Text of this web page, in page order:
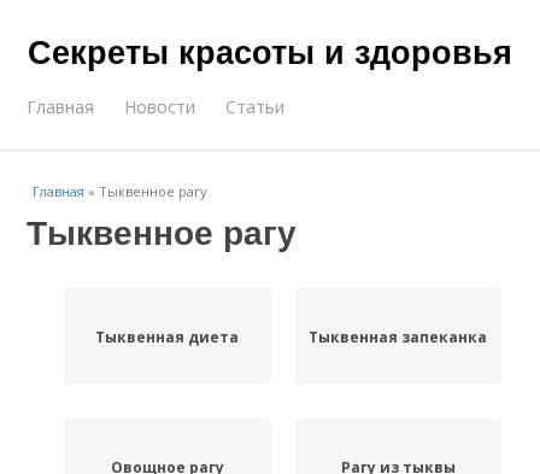
Секреты красоты и здоровья
Главная Новости Статьи
Главная »Тыквенное рагу
Тыквенное рагу
Тыквенная диета Тыквенная запеканка
Овощное рагу Рагу из тыквы